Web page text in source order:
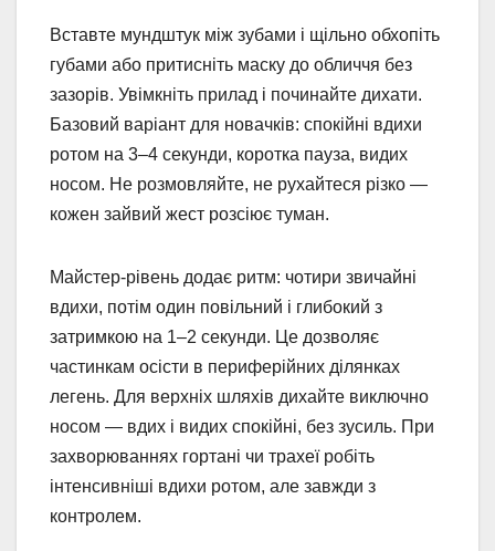
Вставте мундштук між зубами і щільно обхопіть
губами або притисніть маску до обличчя без
зазорів. Увімкніть прилад і починайте дихати.
Базовий варіант для новачків: спокійні вдихи
ротом на 3–4 секунди, коротка пауза, видих
носом. Не розмовляйте, не рухайтеся різко —
кожен зайвий жест розсіює туман.
Майстер-рівень додає ритм: чотири звичайні
вдихи, потім один повільний і глибокий з
затримкою на 1–2 секунди. Це дозволяє
частинкам осісти в периферійних ділянках
легень. Для верхніх шляхів дихайте виключно
носом — вдих і видих спокійні, без зусиль. При
захворюваннях гортані чи трахеї робіть
інтенсивніші вдихи ротом, але завжди з
контролем.